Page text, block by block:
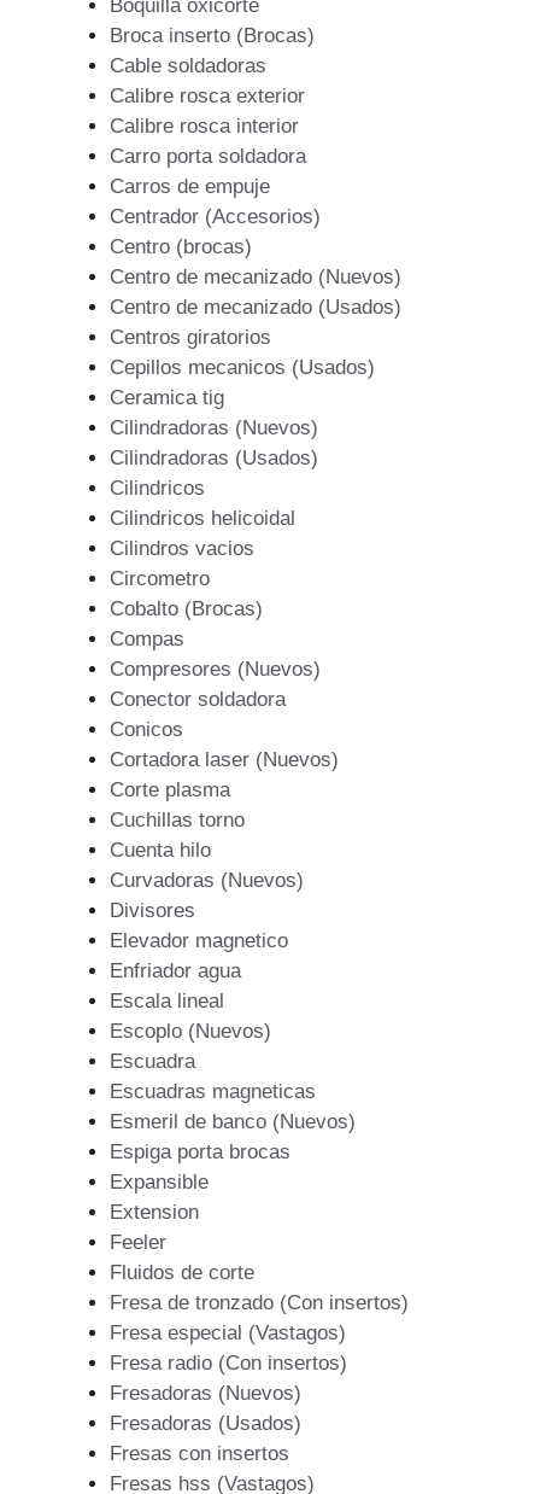
Boquilla oxicorte
Broca inserto (Brocas)
Cable soldadoras
Calibre rosca exterior
Calibre rosca interior
Carro porta soldadora
Carros de empuje
Centrador (Accesorios)
Centro (brocas)
Centro de mecanizado (Nuevos)
Centro de mecanizado (Usados)
Centros giratorios
Cepillos mecanicos (Usados)
Ceramica tig
Cilindradoras (Nuevos)
Cilindradoras (Usados)
Cilindricos
Cilindricos helicoidal
Cilindros vacios
Circometro
Cobalto (Brocas)
Compas
Compresores (Nuevos)
Conector soldadora
Conicos
Cortadora laser (Nuevos)
Corte plasma
Cuchillas torno
Cuenta hilo
Curvadoras (Nuevos)
Divisores
Elevador magnetico
Enfriador agua
Escala lineal
Escoplo (Nuevos)
Escuadra
Escuadras magneticas
Esmeril de banco (Nuevos)
Espiga porta brocas
Expansible
Extension
Feeler
Fluidos de corte
Fresa de tronzado (Con insertos)
Fresa especial (Vastagos)
Fresa radio (Con insertos)
Fresadoras (Nuevos)
Fresadoras (Usados)
Fresas con insertos
Fresas hss (Vastagos)